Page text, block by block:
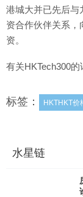
港城大并已先后与
资合作伙伴关系，
资。
有关HKTech300
标签： HKTHKT价
水星链